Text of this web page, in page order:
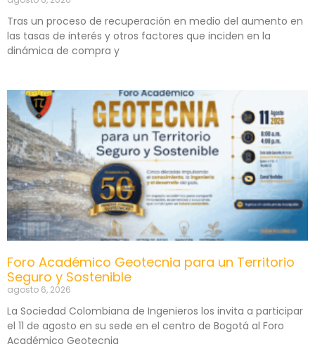
Tras un proceso de recuperación en medio del aumento en
las tasas de interés y otros factores que inciden en la
dinámica de compra y
Foro Académico Geotecnia para un Territorio
Seguro y Sostenible
agosto 6, 2026
La Sociedad Colombiana de Ingenieros los invita a participar
el 11 de agosto en su sede en el centro de Bogotá al Foro
Académico Geotecnia